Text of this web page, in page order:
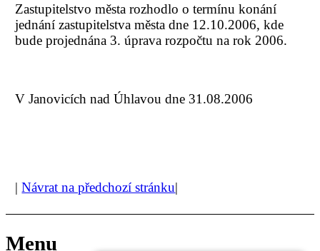
Zastupitelstvo města rozhodlo o termínu konání
jednání zastupitelstva města dne 12.10.2006, kde
bude projednána 3. úprava rozpočtu na rok 2006.
V Janovicích nad Úhlavou dne 31.08.2006
|Návrat na předchozí stránku|
Menu